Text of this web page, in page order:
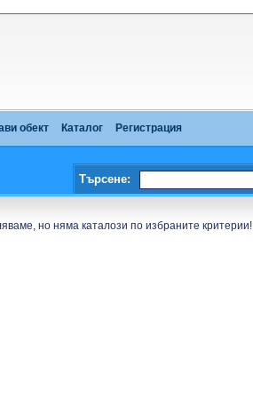
обект Каталог
Регистрация
Търсене:
но няма каталози по избраните критерии!